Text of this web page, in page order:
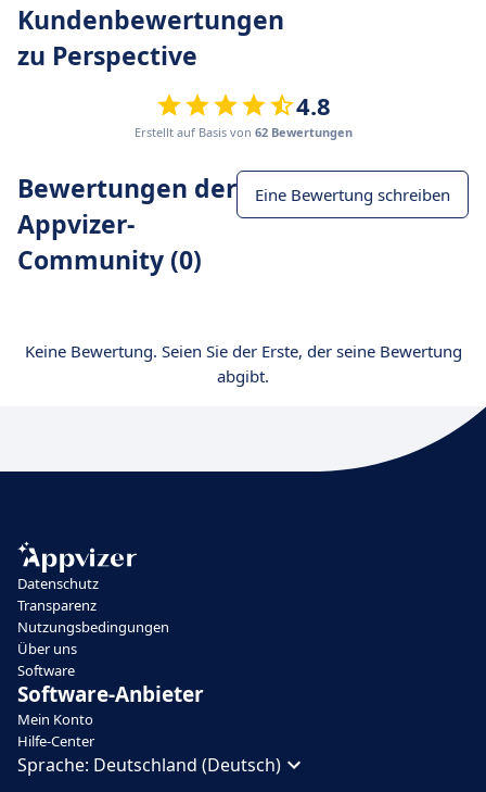
Kundenbewertungen
zu Perspective
4.8
Erstellt auf Basis von 62 Bewertungen
Bewertungen der
Appvizer-
Community (0)
Eine Bewertung schreiben
Keine Bewertung. Seien Sie der Erste, der seine Bewertung
abgibt.
Datenschutz
Transparenz
Nutzungsbedingungen
Über uns
Software
Software-Anbieter
Mein Konto
Hilfe-Center
Sprache: Deutschland (Deutsch)